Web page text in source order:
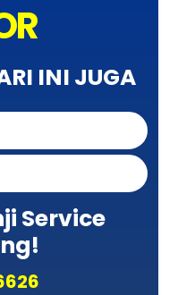
INI JUGA
Service